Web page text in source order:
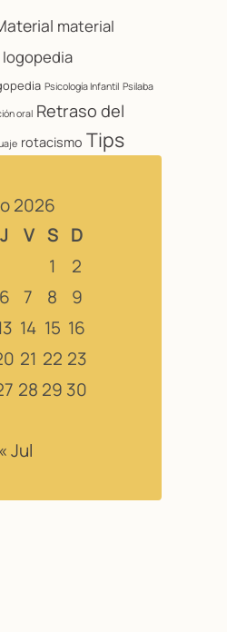
material
Psicología Infantil Psilaba
oral Retraso del
rotacismo Tips
2026
J V S D
1
2
6 7 8
9
14 15 16
21 22 23
28 29 30
« Jul